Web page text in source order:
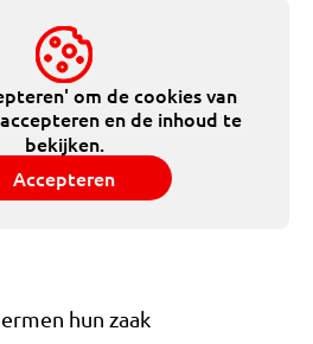
om de cookies van
en de inhoud te
bekijken.
Accepteren
hun zaak